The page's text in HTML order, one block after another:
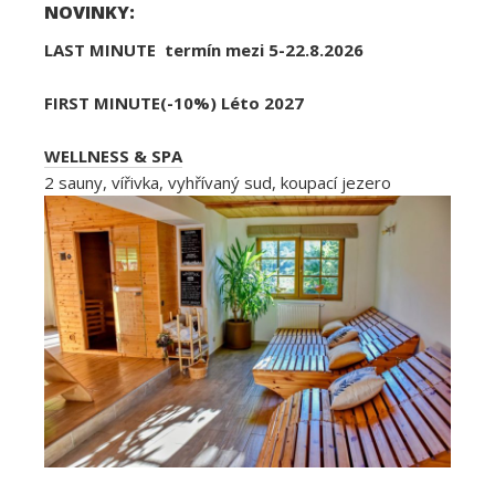
NOVINKY:
LAST MINUTE termín mezi 5-22.8.2026
FIRST MINUTE(-10%) Léto 2027
WELLNESS & SPA
2 sauny, vířivka, vyhřívaný sud, koupací jezero